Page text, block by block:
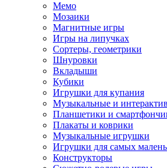
Мемо
Мозаики
Магнитные игры
Игры на липучках
Сортеры, геометрики
Шнуровки
Вкладыши
Кубики
Игрушки для купания
Музыкальные и
Планшетики и
Плакаты и коврики
Музыкальные игрушки
Игрушки для самых
Конструкторы